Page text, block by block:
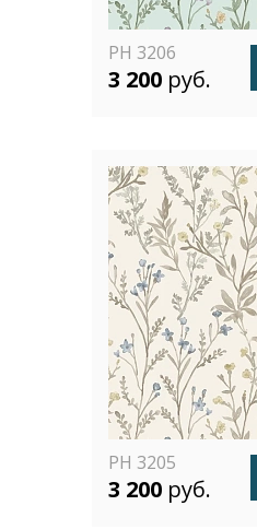
PH 3206
3 200 руб.
PH 3205
3 200 руб.